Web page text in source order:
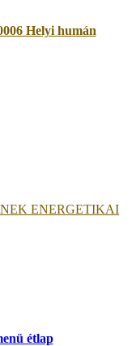
Helyi humán
ENERGETIKAI
étlap